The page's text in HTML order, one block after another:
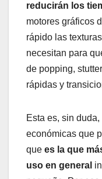
reducirán los
motores gráficos
rápido las
necesitan para
de popping,
rápidas y
Esta es, sin
económicas que
que es la que
uso en general